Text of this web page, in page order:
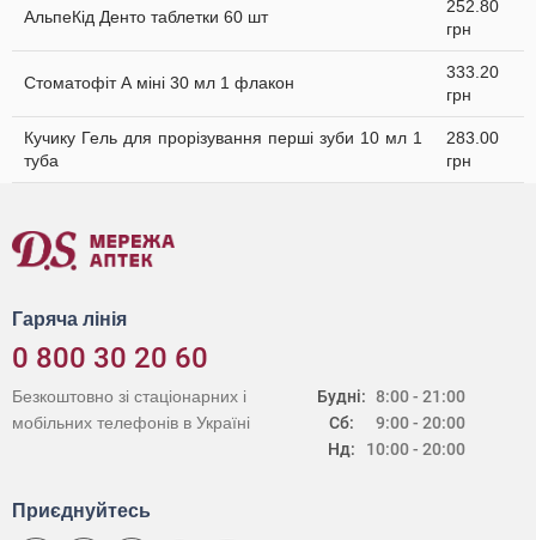
АльпеКід Денто таблетки 60 шт
252.80
грн
Стоматофіт А міні 30 мл 1 флакон
333.20
грн
Кучику Гель для прорізування перші зуби 10 мл 1
туба
283.00
грн
Гаряча лінія
0 800 30 20 60
Будні:
Сб:
Нд:
8:00 - 21:00
9:00 - 20:00
10:00 - 20:00
Безкоштовно зі стаціонарних і
мобільних телефонів в Україні
Приєднуйтесь